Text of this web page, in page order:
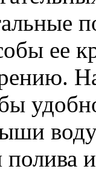
ее
воду